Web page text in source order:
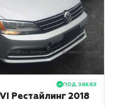
под заказ
Рестайлинг 2018